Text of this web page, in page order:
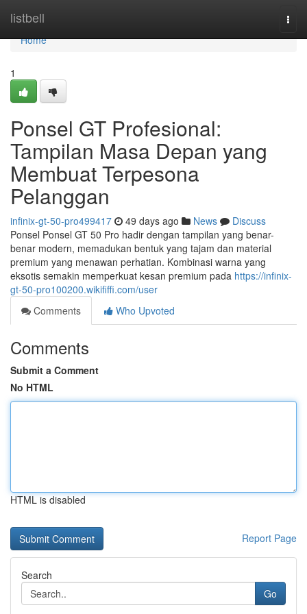
listbell
Home
Home
1
Ponsel GT Profesional:
Tampilan Masa Depan yang
Membuat Terpesona
Pelanggan
infinix-gt-50-pro499417 49 days ago News
Discuss
Ponsel Ponsel GT 50 Pro hadir dengan tampilan yang benar-
benar modern, memadukan bentuk yang tajam dan material
premium yang menawan perhatian. Kombinasi warna yang
eksotis semakin memperkuat kesan premium pada https://infinix-
gt-50-pro100200.wikififfi.com/user
Comments
Who Upvoted
Comments
Submit a Comment
No HTML
HTML is disabled
Report Page
Search
Go